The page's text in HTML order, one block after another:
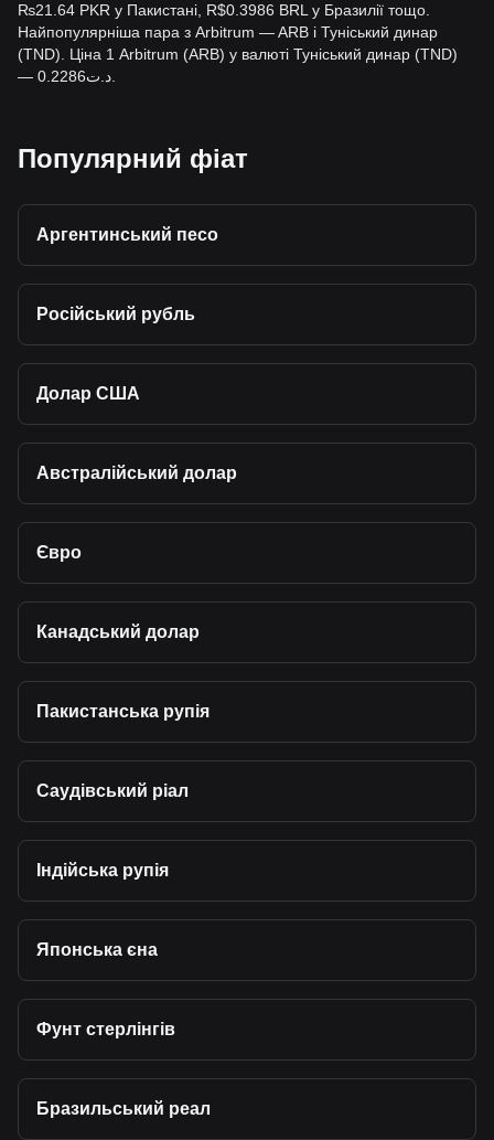
₨21.64 PKR у Пакистані, R$0.3986 BRL у Бразилії тощо.
Найпопулярніша пара з Arbitrum — ARB і Туніський динар
(TND). Ціна 1 Arbitrum (ARB) у валюті Туніський динар (TND)
Популярний фіат
Аргентинський песо
Російський рубль
Долар США
Австралійський долар
Євро
Канадський долар
Пакистанська рупія
Саудівський ріал
Індійська рупія
Японська єна
Фунт стерлінгів
Бразильський реал